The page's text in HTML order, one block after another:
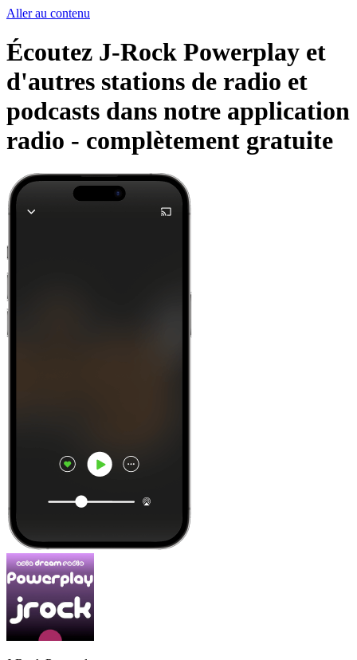
Aller au contenu
Écoutez J-Rock Powerplay et
d'autres stations de radio et
podcasts dans notre application
radio - complètement gratuite